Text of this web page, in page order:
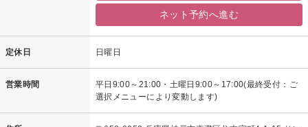
ネット予約へ進む
定休日 日曜日
営業時間
平日9:00～21:00・土曜日9:00～17:00(最終受付：ご
選択メニューにより変動します)